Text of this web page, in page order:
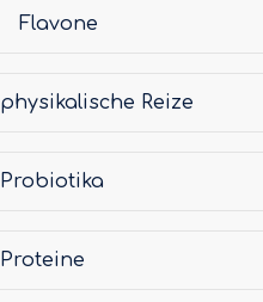
Flavone
physikalische Reize
Probiotika
Proteine